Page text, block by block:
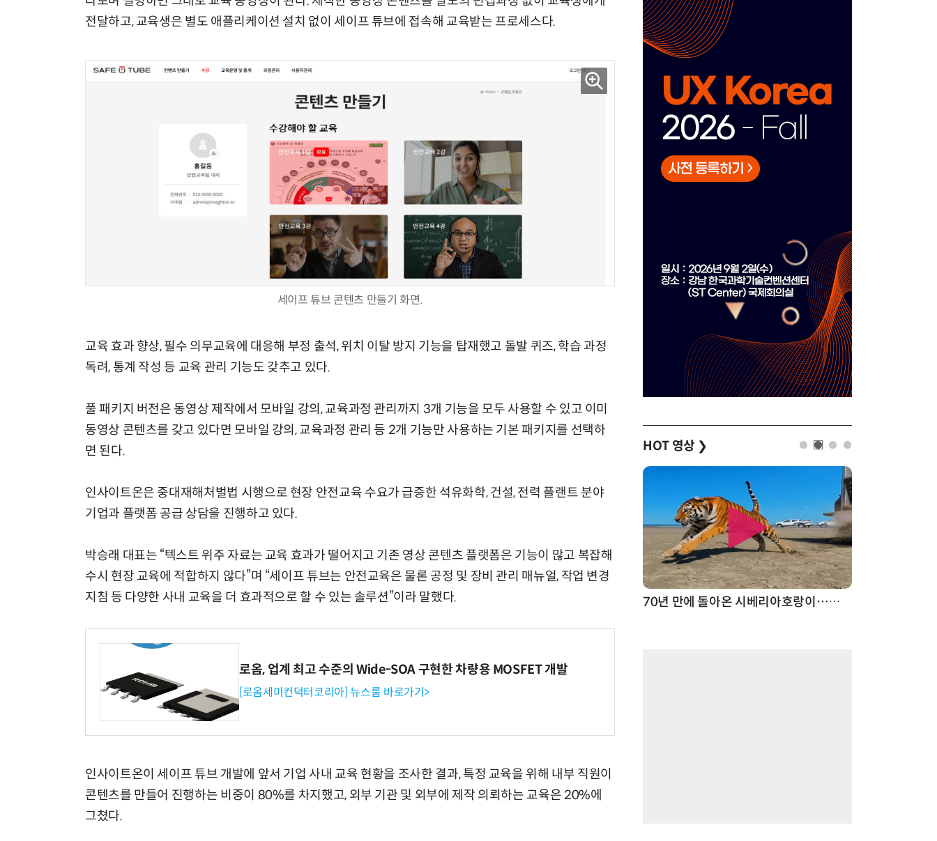
전달하고, 교육생은 별도 애플리케이션 설치 없이 세이프 튜브에 접속해 교육받는 프로세스다.
세이프 튜브 콘텐츠 만들기 화면.
교육 효과 향상, 필수 의무교육에 대응해 부정 출석, 위치 이탈 방지 기능을 탑재했고 돌발 퀴즈, 학습 과정
독려, 통계 작성 등 교육 관리 기능도 갖추고 있다.
풀 패키지 버전은 동영상 제작에서 모바일 강의, 교육과정 관리까지 3개 기능을 모두 사용할 수 있고 이미
동영상 콘텐츠를 갖고 있다면 모바일 강의, 교육과정 관리 등 2개 기능만 사용하는 기본 패키지를 선택하
면 된다.
인사이트온은 중대재해처벌법 시행으로 현장 안전교육 수요가 급증한 석유화학, 건설, 전력 플랜트 분야
기업과 플랫폼 공급 상담을 진행하고 있다.
박승래 대표는 “텍스트 위주 자료는 교육 효과가 떨어지고 기존 영상 콘텐츠 플랫폼은 기능이 많고 복잡해
수시 현장 교육에 적합하지 않다”며 “세이프 튜브는 안전교육은 물론 공정 및 장비 관리 매뉴얼, 작업 변경
지침 등 다양한 사내 교육을 더 효과적으로 할 수 있는 솔루션”이라 말했다.
로옴, 업계 최고 수준의 Wide-SOA 구현한 차량용 MOSFET 개발
[로옴세미컨덕터코리아] 뉴스룸 바로가기>
인사이트온이 세이프 튜브 개발에 앞서 기업 사내 교육 현황을 조사한 결과, 특정 교육을 위해 내부 직원이
콘텐츠를 만들어 진행하는 비중이 80%를 차지했고, 외부 기관 및 외부에 제작 의뢰하는 교육은 20%에
그쳤다.
HOT 영상 ❯
반려견 유골을 우주에 뿌렸다…GPS 추적기로 회수까지 성공 70년 만에 돌아온 시베리아호랑이…카자흐스탄 야생에 풀렸다